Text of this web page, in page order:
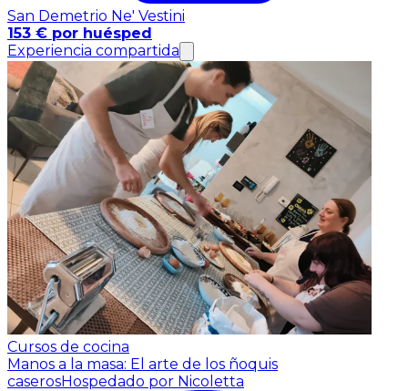
San Demetrio Ne' Vestini
153 € por huésped
Experiencia compartida
Cursos de cocina
Manos a la masa: El arte de los ñoquis
caserosHospedado por Nicoletta